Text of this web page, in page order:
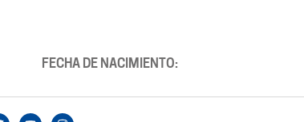
FECHA DE NACIMIENTO: